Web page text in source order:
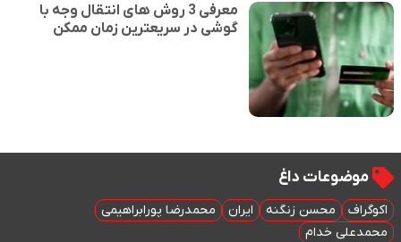
معرفی 3 روش های انتقال وجه با
گوشی در سریعترین زمان ممکن
موضوعات داغ
اکوگراف محسن زنگنه ایران
محمدرضا پورابراهیمی
محمدعلی خدام